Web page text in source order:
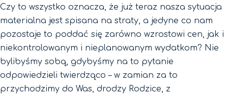
Czy to wszystko oznacza, że już teraz nasza sytuacja
materialna jest spisana na straty, a jedyne co nam
pozostaje to poddać się zarówno wzrostowi cen, jak i
niekontrolowanym i nieplanowanym wydatkom? Nie
bylibyśmy sobą, gdybyśmy na to pytanie
odpowiedzieli twierdząco – w zamian za to
przychodzimy do Was, drodzy Rodzice, z